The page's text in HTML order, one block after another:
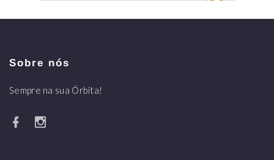
Sobre nós
Sempre na sua Órbita!